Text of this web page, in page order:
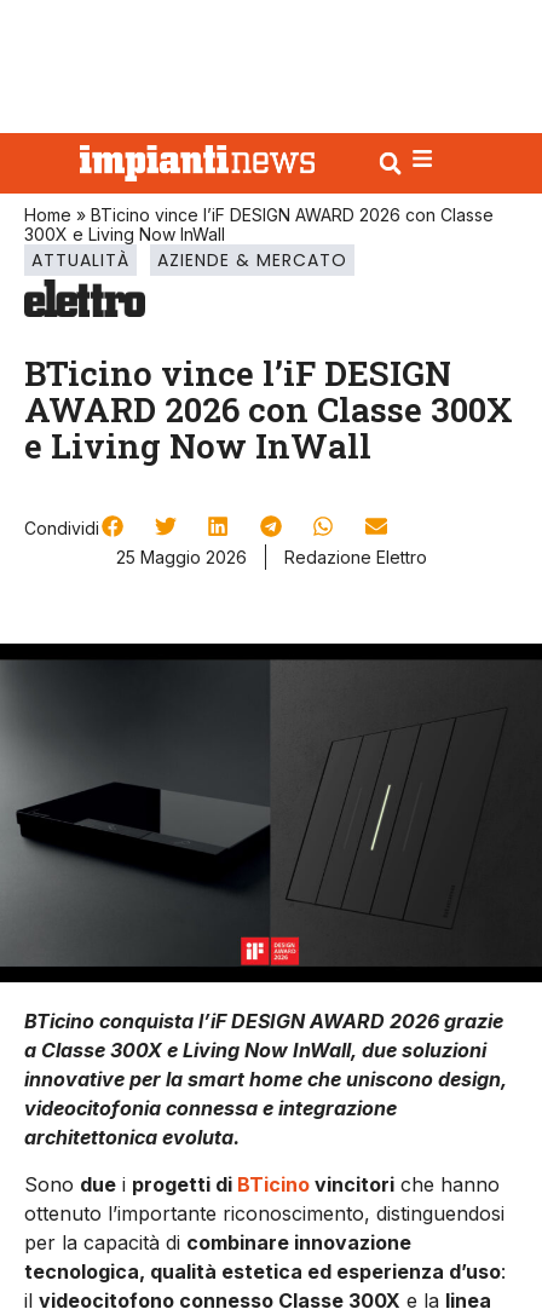
Home » BTicino vince l’iF DESIGN AWARD 2026 con Classe
300X e Living Now InWall
ATTUALITÀ AZIENDE & MERCATO
BTicino vince l’iF DESIGN
AWARD 2026 con Classe 300X
e Living Now InWall
Condividi
25 Maggio 2026
Redazione Elettro
BTicino conquista l’iF DESIGN AWARD 2026 grazie
a Classe 300X e Living Now InWall, due soluzioni
innovative per la smart home che uniscono design,
videocitofonia connessa e integrazione
architettonica evoluta.
Sono due i progetti di BTicino vincitori che hanno
ottenuto l’importante riconoscimento, distinguendosi
per la capacità di combinare innovazione
tecnologica, qualità estetica ed esperienza d’uso:
il videocitofono connesso Classe 300X e la linea